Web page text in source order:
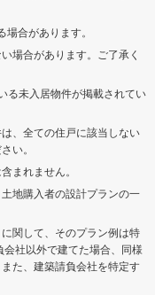
合があります。
場合があります。ご了承く
る未入居物件が掲載されてい
、全ての住戸に該当しない
い。
まれません。
地購入者の設計プランの一
関して、そのプラン例は特
社以外で建てた場合、同様
た、建築請負会社を特定す